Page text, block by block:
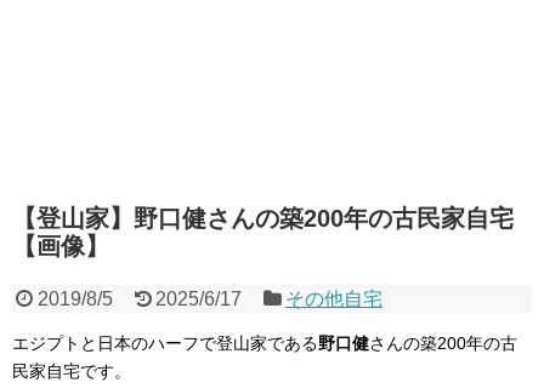
【登山家】野口健さんの築200年の古民家自宅
【画像】
2019/8/5 2025/6/17 その他自宅
エジプトと日本のハーフで登山家である野口健さんの築200年の古
民家自宅です。